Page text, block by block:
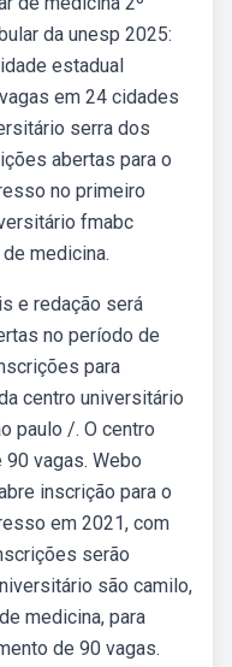
da unesp 2025:
estadual
em 24 cidades
serra dos
abertas para o
no primeiro
fmabc
medicina.
e redação será
no período de
para
centro universitário
paulo /. O centro
vagas. Webo
inscrição para o
em 2021, com
serão
são camilo,
medicina, para
de 90 vagas.